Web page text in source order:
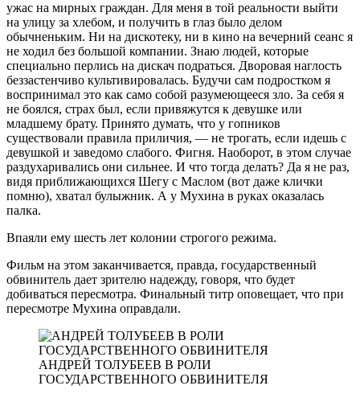
ужас на мирных граждан. Для меня в той реальности выйти
на улицу за хлебом, и получить в глаз было делом
обычненьким. Ни на дискотеку, ни в кино на вечерний сеанс я
не ходил без большой компании. Знаю людей, которые
специально перлись на дискач подраться. Дворовая наглость
беззастенчиво культивировалась. Будучи сам подростком я
воспринимал это как само собой разумеющееся зло. За себя я
не боялся, страх был, если привяжутся к девушке или
младшему брату. Принято думать, что у гопников
существовали правила приличия, — не трогать, если идешь с
девушкой и заведомо слабого. Фигня. Наоборот, в этом случае
раздухаривались они сильнее. И что тогда делать? Да я не раз,
видя приближающихся Шегу с Маслом (вот даже клички
помню), хватал булыжник. А у Мухина в руках оказалась
палка.
Впаяли ему шесть лет колонии строгого режима.
Фильм на этом заканчивается, правда, государственный
обвинитель дает зрителю надежду, говоря, что будет
добиваться пересмотра. Финальный титр оповещает, что при
пересмотре Мухина оправдали.
АНДРЕЙ ТОЛУБЕЕВ В РОЛИ
ГОСУДАРСТВЕННОГО ОБВИНИТЕЛЯ